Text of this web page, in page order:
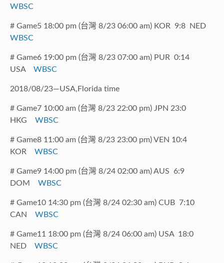
WBSC
# Game5 18:00 pm (台灣 8/23 06:00 am) KOR 9:8 NED
WBSC
# Game6 19:00 pm (台灣 8/23 07:00 am) PUR 0:14
USA WBSC
2018/08/23—USA,Florida time
# Game7 10:00 am (台灣 8/23 22:00 pm) JPN 23:0
HKG WBSC
# Game8 11:00 am (台灣 8/23 23:00 pm) VEN 10:4
KOR WBSC
# Game9 14:00 pm (台灣 8/24 02:00 am) AUS 6:9
DOM WBSC
# Game10 14:30 pm (台灣 8/24 02:30 am) CUB 7:10
CAN WBSC
# Game11 18:00 pm (台灣 8/24 06:00 am) USA 18:0
NED WBSC